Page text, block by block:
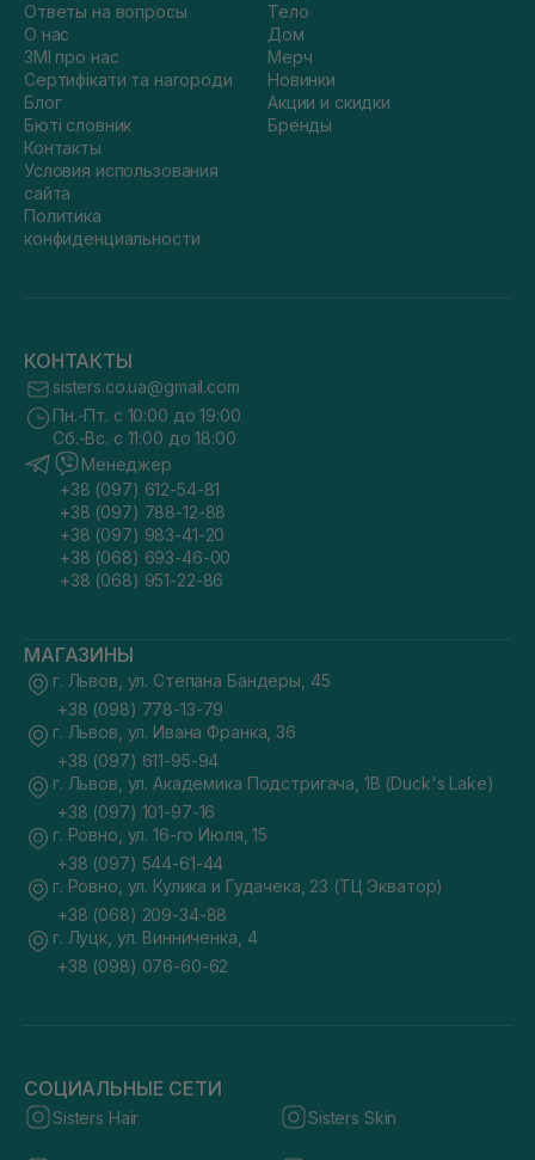
Ответы на вопросы
О нас
ЗМІ про нас
Сертифікати та нагороди
Блог
Бюті словник
Контакты
Условия использования
сайта
Политика
конфиденциальности
Тело
Дом
Мерч
Новинки
Акции и скидки
Бренды
КОНТАКТЫ
sisters.co.ua@gmail.com
Пн.-Пт. с 10:00 до 19:00
Сб.-Вс. с 11:00 до 18:00
Менеджер
+38 (097) 612-54-81
+38 (097) 788-12-88
+38 (097) 983-41-20
+38 (068) 693-46-00
+38 (068) 951-22-86
МАГАЗИНЫ
г. Львов, ул. Степана Бандеры, 45
+38 (098) 778-13-79
г. Львов, ул. Ивана Франка, 36
+38 (097) 611-95-94
г. Львов, ул. Академика Подстригача, 1В (Duck's Lake)
+38 (097) 101-97-16
г. Ровно, ул. 16-го Июля, 15
+38 (097) 544-61-44
г. Ровно, ул. Кулика и Гудачека, 23 (ТЦ Экватор)
+38 (068) 209-34-88
г. Луцк, ул. Винниченка, 4
+38 (098) 076-60-62
СОЦИАЛЬНЫЕ СЕТИ
Sisters Hair Sisters Skin